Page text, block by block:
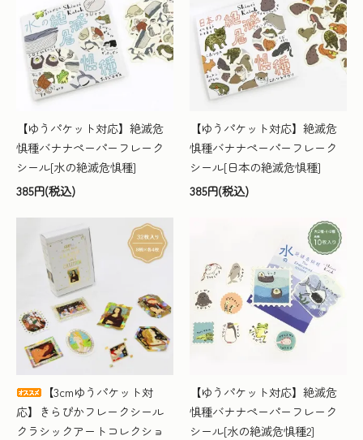
【ゆうパケット対応】絶滅危
惧種バナナペーパーフレーク
シール[水の絶滅危惧種]
385円(税込)
【ゆうパケット対応】絶滅危
惧種バナナペーパーフレーク
シール[日本の絶滅危惧種]
385円(税込)
【3cmゆうパケット対
応】きらぴかフレークシール
クラシックアートコレクショ
【ゆうパケット対応】絶滅危
惧種バナナペーパーフレーク
シール[水の絶滅危惧種2]